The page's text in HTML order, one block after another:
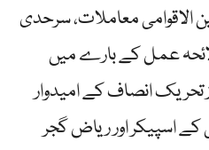
الاقوامی معاملات، سرحدی
عمل کے بارے میں
تحریک انصاف کے امیدوار
کے اسپیکر اور ریاض گجر